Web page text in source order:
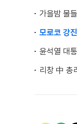
가을밤 물
모로코 강
윤석열 대
리창 中 총